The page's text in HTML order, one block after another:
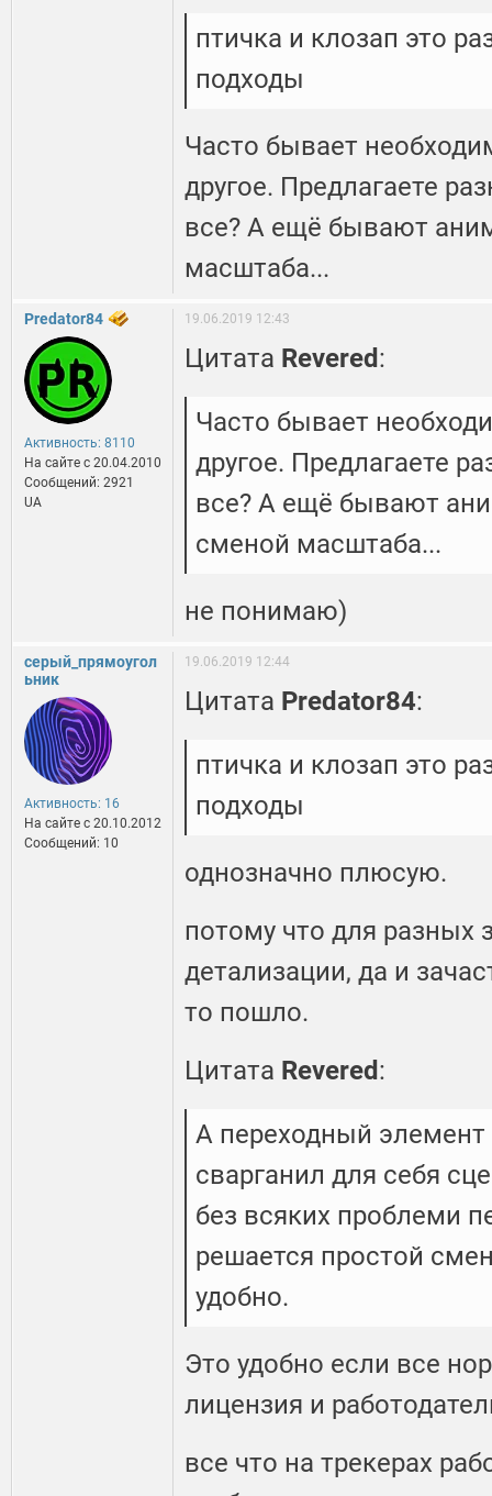
птичка и клозап это
подходы
Часто бывает
другое. Предлагаете
все? А ещё бывают
масштаба...
Predator84
Активность: 8110
На сайте c 20.04.2010
Сообщений: 2921
UA
19.06.2019 12:43
Цитата Revered :
Часто бывает
другое. Предлагаете
все? А ещё бывают
сменой масштаба...
не понимаю)
серый_прямоугол
ьник
Активность: 16
На сайте c 20.10.2012
Сообщений: 10
19.06.2019 12:44
Цитата Predator84:
птичка и клозап это
подходы
однозначно плюсую.
потому что для разных
детализации, да и
то пошло.
Цитата Revered :
А переходный
сварганил для себя
без всяких проблеми
решается простой
удобно.
Это удобно если все
лицензия и
все что на трекерах